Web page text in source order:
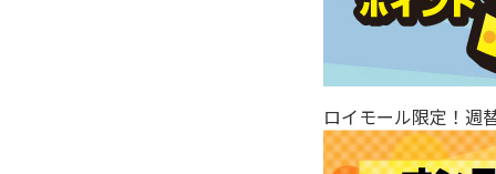
ロイモール限定！週